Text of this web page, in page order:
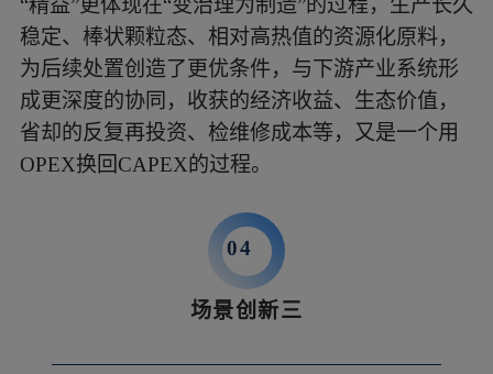
“精益”更体现在“变治理为制造”的过程，生产长久
稳定、棒状颗粒态、相对高热值的资源化原料，
为后续处置创造了更优条件，与下游产业系统形
成更深度的协同，收获的经济收益、生态价值，
省却的反复再投资、检维修成本等，又是一个用
OPEX换回CAPEX的过程。
04
场景创新三